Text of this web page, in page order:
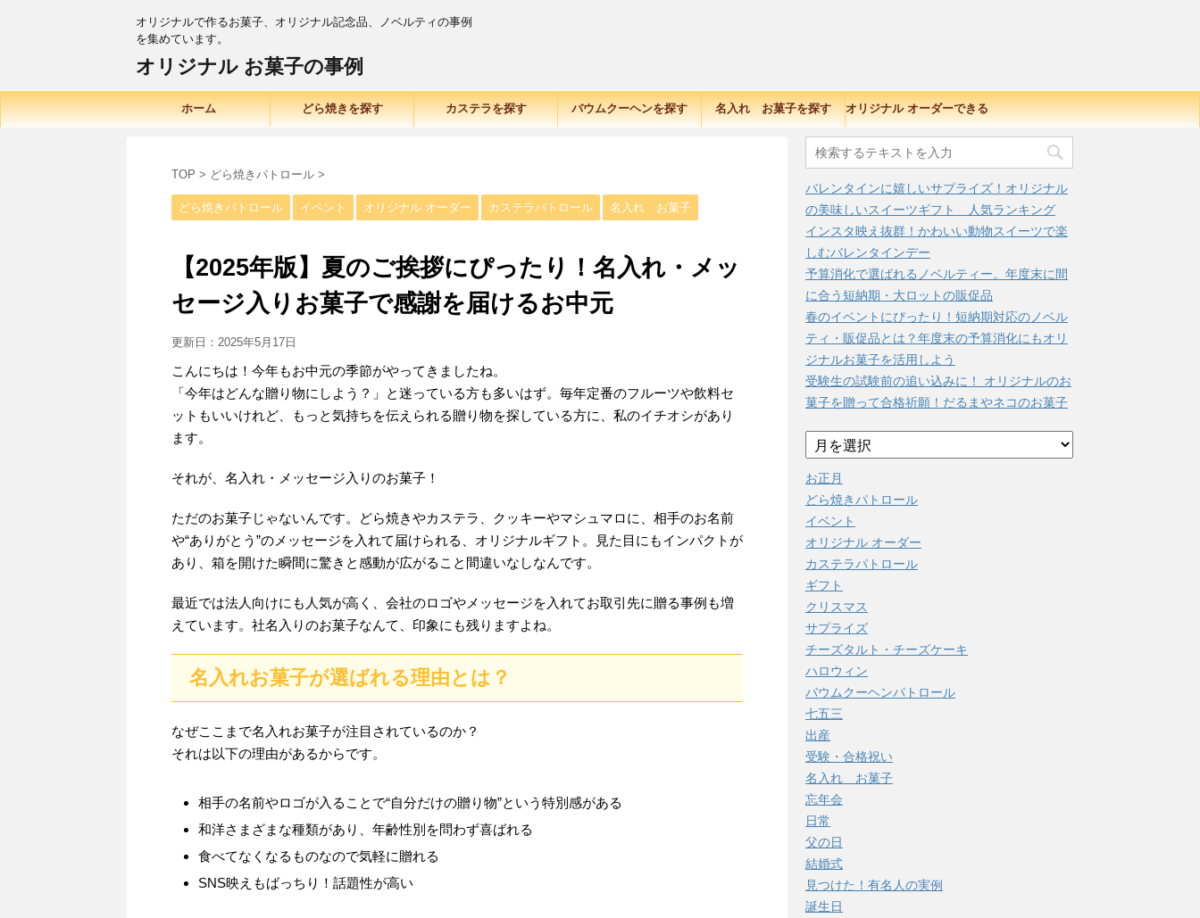
オリジナルで作るお菓子、オリジナル記念品、ノベルティの事例
を集めています。
オリジナル お菓子の事例
ホーム どら焼きを探す カステラを探す バウムクーヘンを探す 名入れ お菓子を探す オリジナル オーダーできる
品
TOP > どら焼きパトロール >
どら焼きパトロール イベント オリジナル オーダー カステラパトロール 名入れ お菓子
【2025年版】夏のご挨拶にぴったり！名入れ・メッ
セージ入りお菓子で感謝を届けるお中元
更新日： 2025年5月17日
こんにちは！今年もお中元の季節がやってきましたね。
「今年はどんな贈り物にしよう？」と迷っている方も多いはず。毎年定番のフルーツや飲料セ
ットもいいけれど、もっと気持ちを伝えられる贈り物を探している方に、私のイチオシがあり
ます。
それが、名入れ・メッセージ入りのお菓子！
ただのお菓子じゃないんです。どら焼きやカステラ、クッキーやマシュマロに、相手のお名前
や“ありがとう”のメッセージを入れて届けられる、オリジナルギフト。見た目にもインパクトが
あり、箱を開けた瞬間に驚きと感動が広がること間違いなしなんです。
最近では法人向けにも人気が高く、会社のロゴやメッセージを入れてお取引先に贈る事例も増
えています。社名入りのお菓子なんて、印象にも残りますよね。
名入れお菓子が選ばれる理由とは？
なぜここまで名入れお菓子が注目されているのか？
それは以下の理由があるからです。
相手の名前やロゴが入ることで“自分だけの贈り物”という特別感がある
和洋さまざまな種類があり、年齢性別を問わず喜ばれる
食べてなくなるものなので気軽に贈れる
SNS映えもばっちり！話題性が高い
バレンタインに嬉しいサプライズ！オリジナル
の美味しいスイーツギフト 人気ランキング
インスタ映え抜群！かわいい動物スイーツで楽
しむバレンタインデー
予算消化で選ばれるノベルティー。年度末に間
に合う短納期・大ロットの販促品
春のイベントにぴったり！短納期対応のノベル
ティ・販促品とは？年度末の予算消化にもオリ
ジナルお菓子を活用しよう
受験生の試験前の追い込みに！ オリジナルのお
菓子を贈って合格祈願！だるまやネコのお菓子
ア
ー
カ
イ
ブ
お正月
どら焼きパトロール
イベント
オリジナル オーダー
カステラパトロール
ギフト
クリスマス
サプライズ
チーズタルト・チーズケーキ
ハロウィン
バウムクーヘンパトロール
七五三
出産
受験・合格祝い
名入れ お菓子
忘年会
日常
父の日
結婚式
見つけた！有名人の実例
誕生日